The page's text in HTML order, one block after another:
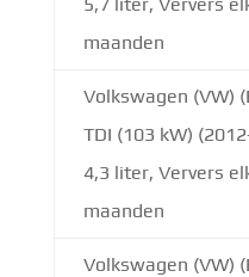
maanden
Volkswagen (VW)
TDI (103 kW)
4,3 liter, Ververs
maanden
Volkswagen (VW)